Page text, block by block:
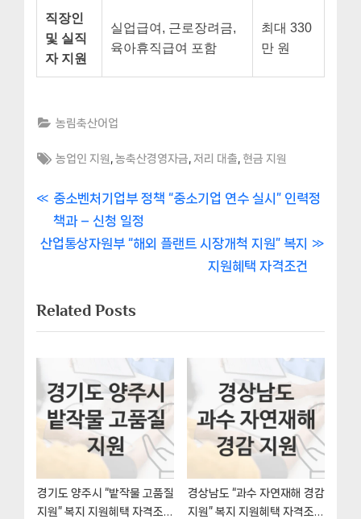
직장인
및 실직
자 지원
실업급여, 근로장려금,
육아휴직급여 포함
최대 330
만 원
농림축산어업
Tags:
농업인 지원 ,농축산경영자금 저리 대출 현금 지원
글
내
게
이
P
r
e
o
u
o
s
중소벤처기업부 정책 “중소기업 연수 실시” 인력정
책과 – 신청 일정
N
t
P
t
:
산업통상자원부 “해외 플랜트 시장개척 지원” 복지
지원혜택 자격조건
Related Posts
경기도 양주시 “밭작물 고품질
지원” 복지 지원혜택 자격조건
경상남도 “과수 자연재해 경감
지원” 복지 지원혜택 자격조건